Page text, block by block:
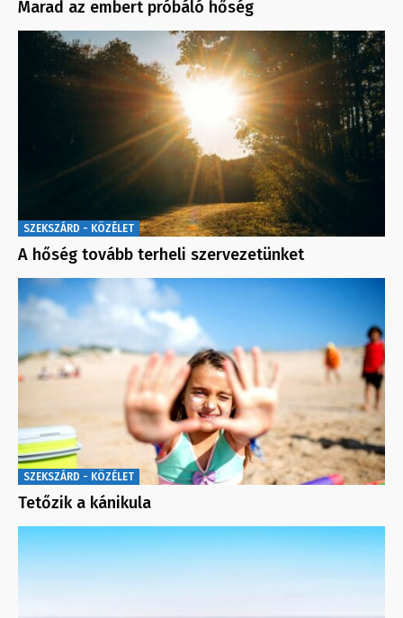
Marad az embert próbáló hőség
SZEKSZÁRD - KÖZÉLET
A hőség tovább terheli szervezetünket
SZEKSZÁRD - KÖZÉLET
Tetőzik a kánikula